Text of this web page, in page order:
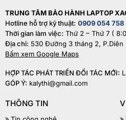
TRUNG TÂM BẢO HÀNH LAPTOP
Hotline hỗ trợ kỹ thuật: 0909 054 758
Thời gian làm việc: Thứ 2 – Thứ 7 (
Địa chỉ: 530 Đường 3 tháng 2, P.Diên
Bấm xem Google Maps
HỢP TÁC PHÁT TRIỂN ĐỐI TÁC MỚI:
GÓP Ý: kalythi@gmail.com
THÔNG TIN